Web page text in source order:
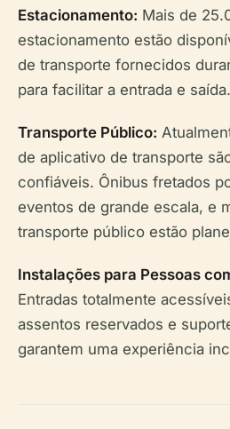
Estacionamento: Mais de
estacionamento estão
de transporte fornecidos
para facilitar a entrada e saída.
Transporte Público:
de aplicativo de transporte
confiáveis. Ônibus fretados
eventos de grande escala, e
transporte público estão
Instalações para Pessoas
Entradas totalmente
assentos reservados e
garantem uma experiência